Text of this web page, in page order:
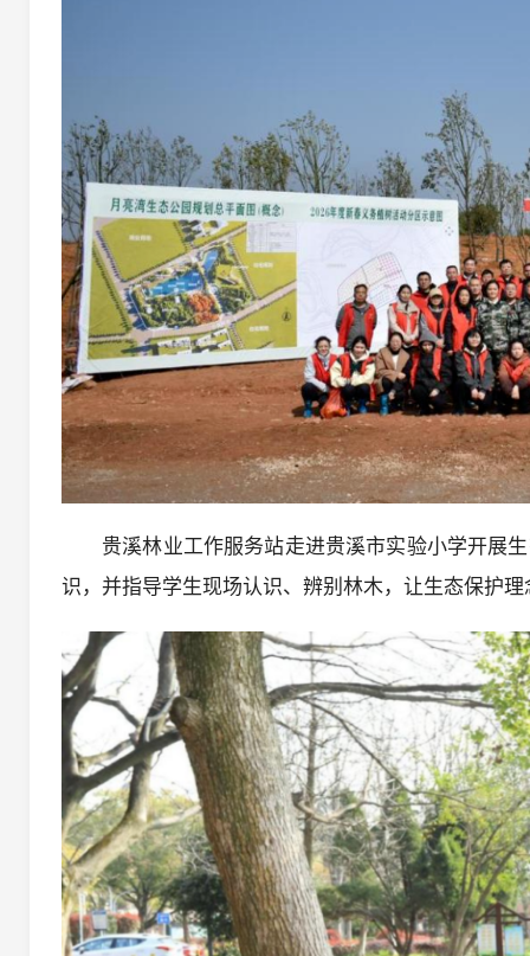
贵溪林业工作服务站走进贵溪市实验小学开展
识，并指导学生现场认识、辨别林木，让生态保护